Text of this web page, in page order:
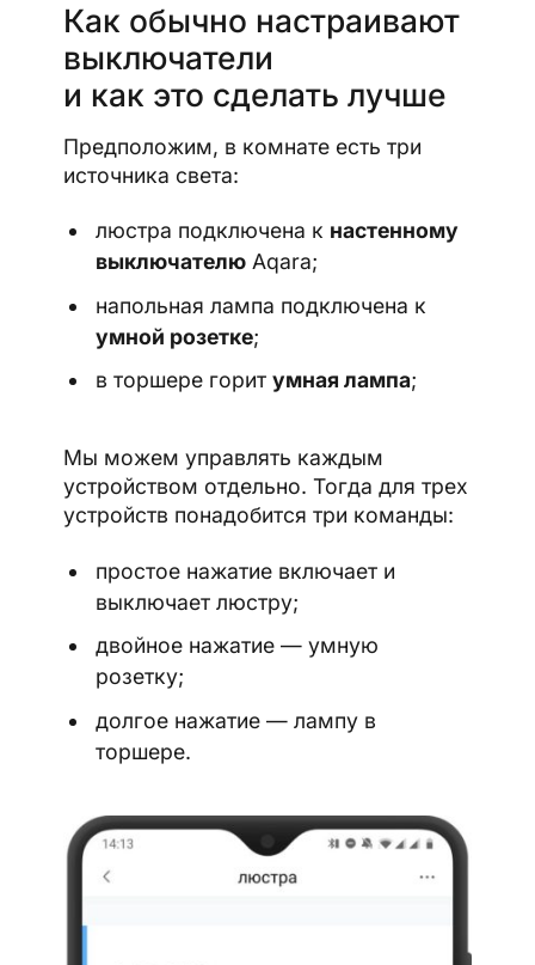
Как обычно настраивают
выключатели
и как это сделать лучше
Предположим, в комнате есть три
источника света:
люстра подключена к настенному
выключателюAqara;
напольная лампа подключена к
умной розетке;
в торшере горит умная лампа;
Мы можем управлять каждым
устройством отдельно. Тогда для трех
устройств понадобится три команды:
простое нажатие включает и
выключает люстру;
двойное нажатие — умную
розетку;
долгое нажатие — лампу в
торшере.